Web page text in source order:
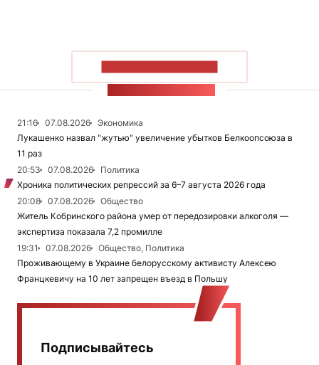
21:16 07.08.2026
Экономика
Лукашенко назвал "жутью" увеличение убытков Белкоопсоюза в
11 раз
20:53
07.08.2026
Политика
Хроника политических репрессий за 6–7 августа 2026 года
20:08
07.08.2026
Общество
Житель Кобринского района умер от передозировки алкоголя —
экспертиза показала 7,2 промилле
19:31
07.08.2026
Общество, Политика
Проживающему в Украине белорусскому активисту Алексею
Францкевичу на 10 лет запрещен въезд в Польшу
Подписывайтесь